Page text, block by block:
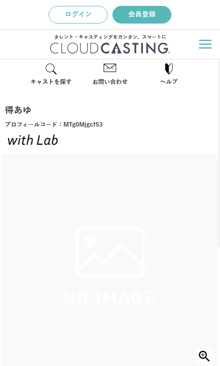
ログイン 会員登録
タレント・キャスティングをカンタン、スマートに
キャストを探す お問い合わせ ヘルプ
得あゆ
プロフィールコード： MTg0Mjgcf53